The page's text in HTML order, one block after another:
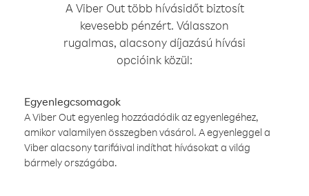
A Viber Out több hívásidőt biztosít
kevesebb pénzért. Válasszon
rugalmas, alacsony díjazású hívási
opcióink közül:
Egyenlegcsomagok
A Viber Out egyenleg hozzáadódik az egyenlegéhez,
amikor valamilyen összegben vásárol. A egyenleggel a
Viber alacsony tarifáival indíthat hívásokat a világ
bármely országába.